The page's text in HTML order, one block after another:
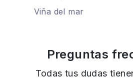
Viña del mar
Preguntas
Todas tus dudas